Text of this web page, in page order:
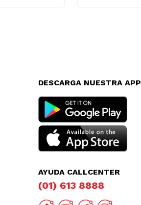
DESCARGA NUESTRA APP
AYUDA CALLCENTER
(01) 613 8888